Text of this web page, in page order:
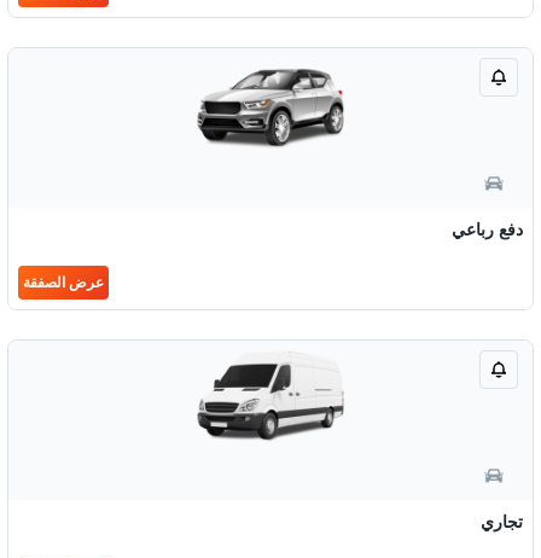
دفع رباعي
عرض الصفقة
تجاري